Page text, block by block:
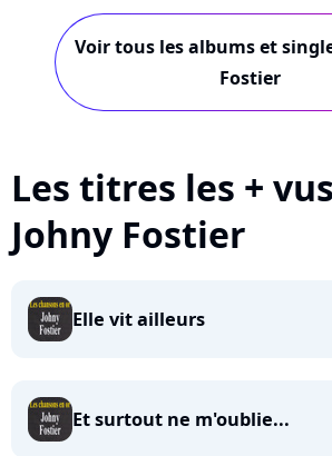
Voir tous les albums et
Fostier
Les titres les +
Johny Fostier
Elle vit ailleurs
Et surtout ne m'oublie...